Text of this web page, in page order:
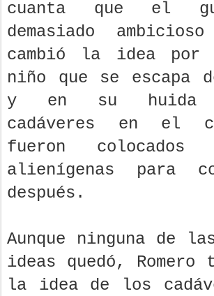
cuanta que el
demasiado
cambió la idea
niño que se escapa
y en su huida
cadáveres en el
fueron
alienígenas para
después.
Aunque ninguna de
ideas quedó, Romero
la idea de los